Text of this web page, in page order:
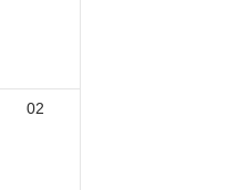
02